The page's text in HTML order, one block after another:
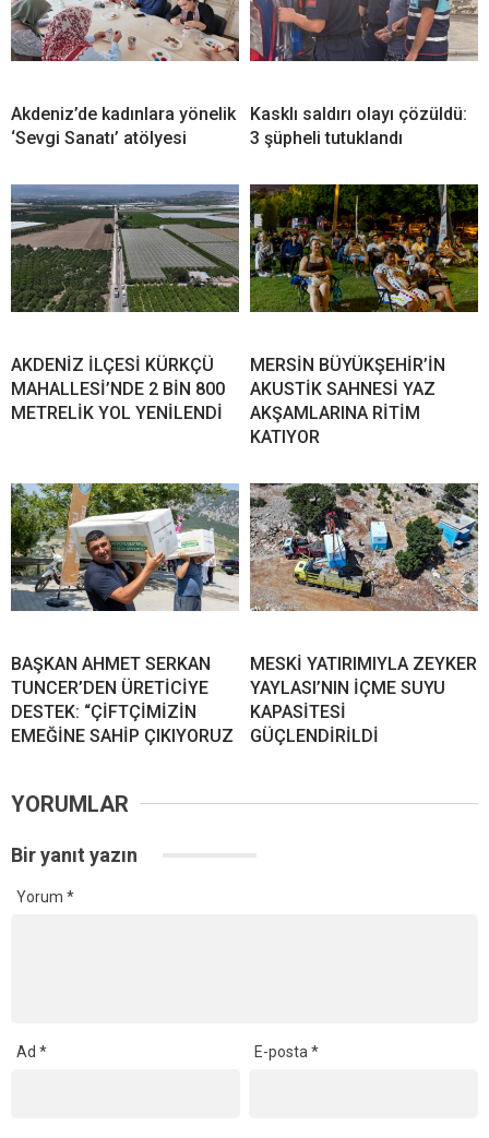
Akdeniz’de kadınlara yönelik
‘Sevgi Sanatı’ atölyesi
Kasklı saldırı olayı çözüldü:
3 şüpheli tutuklandı
AKDENİZ İLÇESİ KÜRKÇÜ
MAHALLESİ’NDE 2 BİN 800
METRELİK YOL YENİLENDİ
MERSİN BÜYÜKŞEHİR’İN
AKUSTİK SAHNESİ YAZ
AKŞAMLARINA RİTİM
KATIYOR
BAŞKAN AHMET SERKAN
TUNCER’DEN ÜRETİCİYE
DESTEK: “ÇİFTÇİMİZİN
EMEĞİNE SAHİP ÇIKIYORUZ
MESKİ YATIRIMIYLA ZEYKER
YAYLASI’NIN İÇME SUYU
KAPASİTESİ
GÜÇLENDİRİLDİ
YORUMLAR
Bir yanıt yazın
Yorum *
Ad * E-posta*